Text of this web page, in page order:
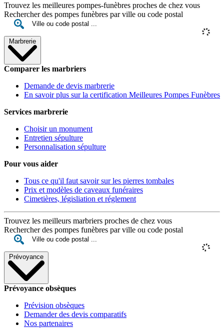
Trouvez les meilleures pompes-funèbres proches de chez vous
Rechercher des pompes funèbres par ville ou code postal
Marbrerie
Comparer les marbriers
Demande de devis marbrerie
En savoir plus sur la certification Meilleures Pompes Funèbres
Services marbrerie
Choisir un monument
Entretien sépulture
Personnalisation sépulture
Pour vous aider
Tous ce qu'il faut savoir sur les pierres tombales
Prix et modèles de caveaux funéraires
Cimetières, législiation et réglement
Trouvez les meilleurs marbriers proches de chez vous
Rechercher des pompes funèbres par ville ou code postal
Prévoyance
Prévoyance obsèques
Prévision obsèques
Demander des devis comparatifs
Nos partenaires